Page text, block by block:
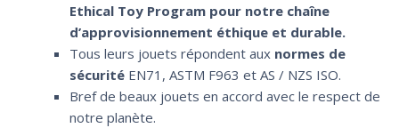
Ethical Toy Program pour notre chaîne
d’approvisionnement éthique et durable.
Tous leurs jouets répondent aux normes de
sécuritéEN71, ASTM F963 et AS / NZS ISO.
Bref de beaux jouets en accord avec le respect de
notre planète.